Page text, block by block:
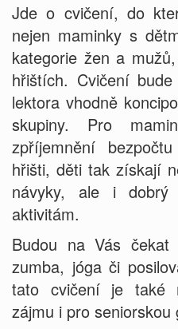
Jde o cvičení, do
nejen maminky s
kategorie žen a
hřištích. Cvičení
lektora vhodně
skupiny. Pro
zpříjemnění
hřišti, děti tak získají
návyky, ale i dobrý
aktivitám.
Budou na Vás čekat
zumba, jóga či
tato cvičení je také
zájmu i pro seniorskou